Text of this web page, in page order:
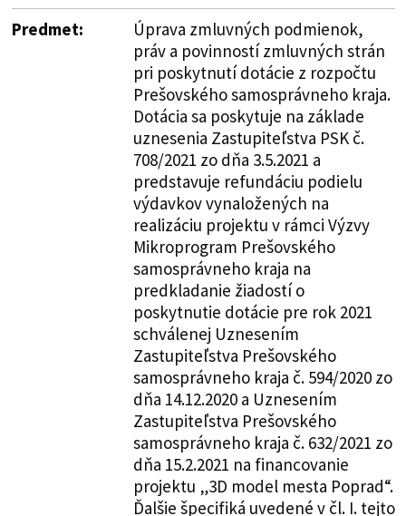
Predmet:
Úprava zmluvných podmienok,
práv a povinností zmluvných strán
pri poskytnutí dotácie z rozpočtu
Prešovského samosprávneho kraja.
Dotácia sa poskytuje na základe
uznesenia Zastupiteľstva PSK č.
708/2021 zo dňa 3.5.2021 a
predstavuje refundáciu podielu
výdavkov vynaložených na
realizáciu projektu v rámci Výzvy
Mikroprogram Prešovského
samosprávneho kraja na
predkladanie žiadostí o
poskytnutie dotácie pre rok 2021
schválenej Uznesením
Zastupiteľstva Prešovského
samosprávneho kraja č. 594/2020 zo
dňa 14.12.2020 a Uznesením
Zastupiteľstva Prešovského
samosprávneho kraja č. 632/2021 zo
dňa 15.2.2021 na financovanie
projektu „3D model mesta Poprad“.
Ďalšie špecifiká uvedené v čl. I. tejto